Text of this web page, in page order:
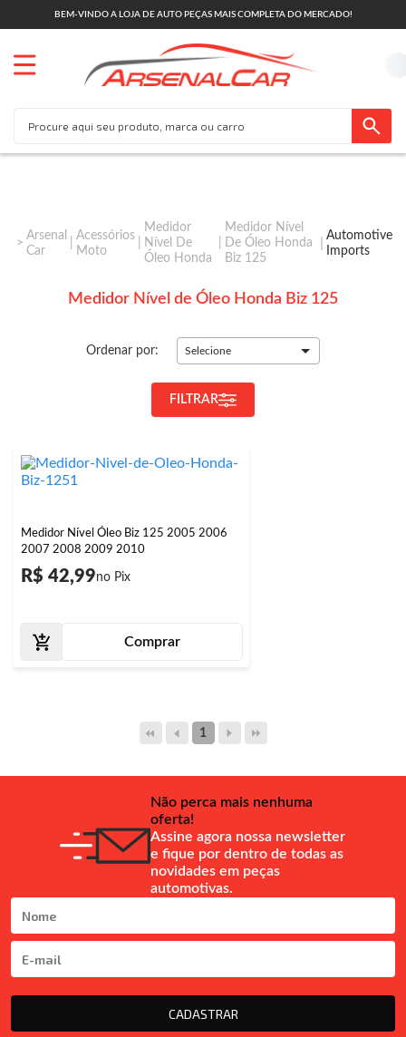
BEM-VINDO A LOJA DE AUTO PEÇAS MAIS COMPLETA DO MERCADO!
Arsenal
Car
Acessórios
Moto
Medidor
Nível De
Óleo Honda
Medidor Nível
De Óleo Honda
Biz 125
Automotive
Imports
Medidor Nível de Óleo Honda Biz 125
Ordenar por: Selecione
FILTRAR
Medidor Nível Óleo Biz 125 2005 2006
2007 2008 2009 2010
R$ 42,99
Comprar
1
Não perca mais nenhuma
oferta!
Assine agora nossa newsletter
e fique por dentro de todas as
novidades em peças
automotivas.
CADASTRAR